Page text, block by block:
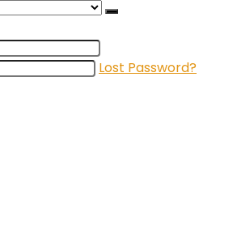
Lost Password?